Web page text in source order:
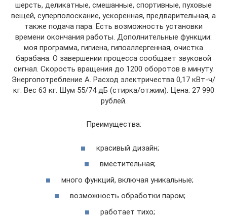
шерсть, деликатные, смешанные, спортивные, пуховые
вещей, суперполоскание, ускоренная, предварительная, а
также подача пара. Есть возможность установки
времени окончания работы. Дополнительные функции:
моя программа, гигиена, гипоаллергенная, очистка
барабана. О завершении процесса сообщает звуковой
сигнал. Скорость вращения до 1200 оборотов в минуту.
Энергопотребление А. Расход электричества 0,17 кВт-ч/
кг. Вес 63 кг. Шум 55/74 дБ (стирка/отжим). Цена: 27 990
рублей.
Преимущества:
красивый дизайн;
вместительная;
много функций, включая уникальные;
возможность обработки паром;
работает тихо;